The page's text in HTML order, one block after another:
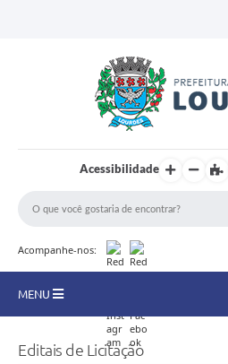
Acessibilidade
Acompanhe-nos:
MENU
Editais de Licitação